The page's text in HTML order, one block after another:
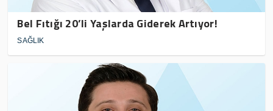
Bel Fıtığı 20’li Yaşlarda Giderek Artıyor!
SAĞLIK